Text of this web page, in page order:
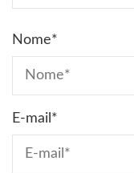
Nome*
E-mail *